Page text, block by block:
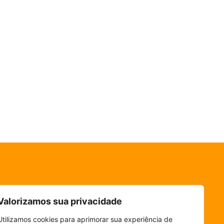
sua privacidade
cookies para aprimorar sua experiência de